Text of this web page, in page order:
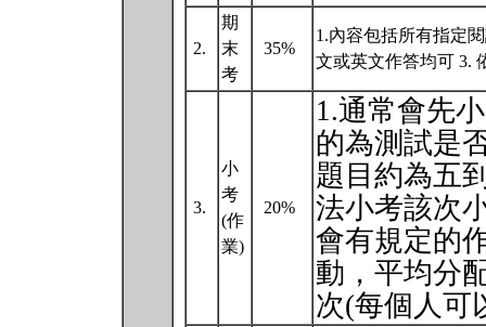
2.
期
末
考
35%
1.內容包括所有指定
文或英文作答均可 3.
3.
小
考
(作
業)
20%
1.通常會先
的為測試是
題目約為五
法小考該次
會有規定的
動，平均分
次(每個人可